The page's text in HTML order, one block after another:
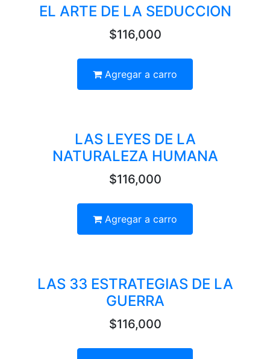
EL ARTE DE LA SEDUCCION
$116,000
Agregar a carro
LAS LEYES DE LA
NATURALEZA HUMANA
$116,000
Agregar a carro
LAS 33 ESTRATEGIAS DE LA
GUERRA
$116,000